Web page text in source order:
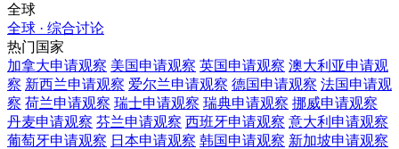
全球
全球 · 综合讨论
热门国家
加拿大申请观察 美国申请观察 英国申请观察 澳大利亚申请观
察 新西兰申请观察 爱尔兰申请观察 德国申请观察 法国申请观
察 荷兰申请观察 瑞士申请观察 瑞典申请观察 挪威申请观察
丹麦申请观察 芬兰申请观察 西班牙申请观察 意大利 申请观察
葡萄牙申请观察 日本申请观察 韩国申请观察 新加坡申请观察